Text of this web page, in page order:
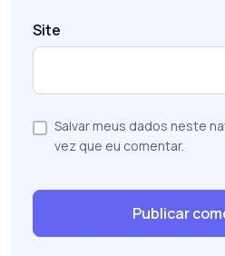
Site
Salvar meus dados neste
vez que eu comentar.